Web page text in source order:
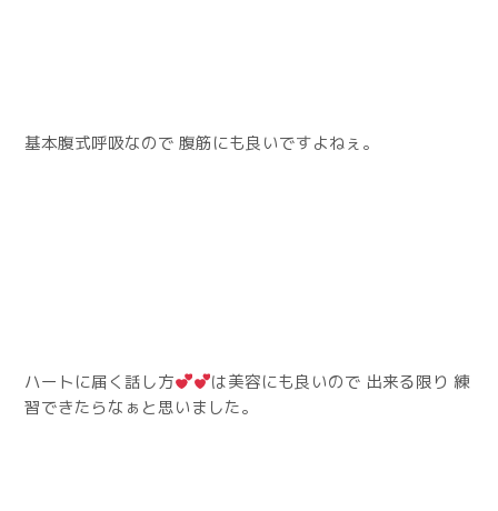
基本腹式呼吸なので 腹筋にも良いですよねぇ。
ハートに届く話し方
は美容にも良いので 出来る限り 練
習できたらなぁと思いました。